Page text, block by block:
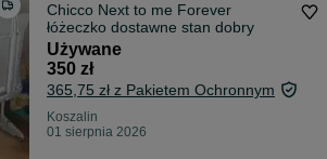
Chicco Next to me Forever
łóżeczko dostawne stan dobry
Używane
350 zł
365,75 zł z Pakietem Ochronnym
Koszalin
01 sierpnia 2026